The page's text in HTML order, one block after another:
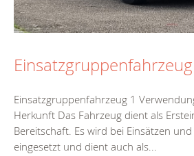
Einsatzgruppenfahrzeug
Einsatzgruppenfahrzeug 1
Herkunft Das Fahrzeug dient als
Bereitschaft. Es wird bei Einsätzen
eingesetzt und dient auch als...